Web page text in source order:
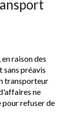
raison des
sans préavis
transporteur
ne
pour refuser de